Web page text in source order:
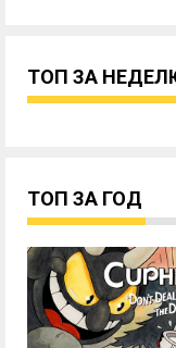
ТОП ЗА
ТОП ЗА ГОД